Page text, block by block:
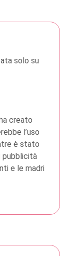
solo su
creato
l’uso
è stato
pubblicità
e le madri